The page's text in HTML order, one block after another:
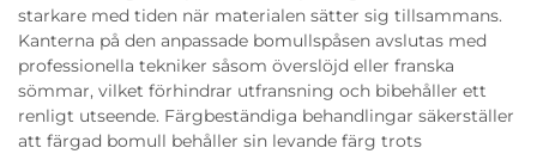
starkare med tiden när materialen sätter sig tillsammans.
Kanterna på den anpassade bomullspåsen avslutas med
professionella tekniker såsom överslöjd eller franska
sömmar, vilket förhindrar utfransning och bibehåller ett
renligt utseende. Färgbeständiga behandlingar säkerställer
att färgad bomull behåller sin levande färg trots